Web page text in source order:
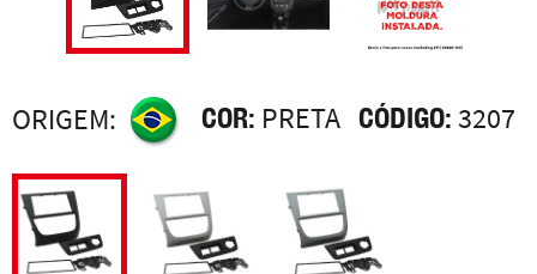
ORIGEM: COR: PRETA CÓDIGO: 3207